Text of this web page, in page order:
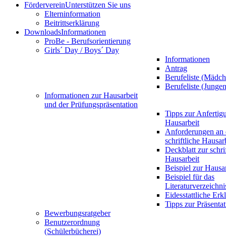
FördervereinUnterstützen Sie uns
Elterninformation
Beitrittserklärung
DownloadsInformationen
ProBe - Berufsorientierung
Girls´ Day / Boys´ Day
Informationen
Antrag
Berufeliste
Berufeliste
Informationen zur Hausarbeit
und der Prüfungspräsentation
Tipps zur
Hausarbeit
Anforderungen an
schriftliche
Deckblatt zur
Hausarbeit
Beispiel zur
Beispiel für das
Eidesstattliche
Tipps zur
Bewerbungsratgeber
Benutzerordnung
(Schülerbücherei)